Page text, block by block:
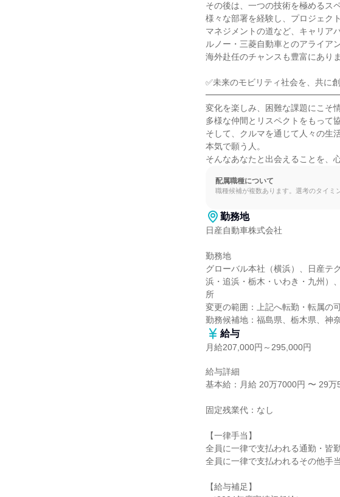
その後は、一つの技術を極めるス
様々な部署を経験し、プロジェク
マネジメントの道など、キャリア
ルノー・三菱自動車とのアライア
海外赴任のチャンスも豊富にありま
✅未来のモビリティ社会を、共に創
変化を楽しみ、困難な課題にこそ
多様な仲間とリスペクトをもって
そして、クルマを通じて人々の生
本気で願う人。
そんなあなたと出会えることを、
配属職種について
職種候補が複数あります。選考のタイミ
勤務地
日産自動車株式会社
勤務地
グローバル本社（横浜）、日産テ
浜・追浜・栃木・いわき・九州）
所
変更の範囲：上記へ転勤・転属の
勤務候補地：福島県、栃木県、神
給与
月給207,000円～295,000円
給与詳細
基本給：月給 20万7000円 〜 29万
固定残業代：なし
【一律手当】
全員に一律で支払われる通勤・皆
全員に一律で支払われるその他手
【給与補足】